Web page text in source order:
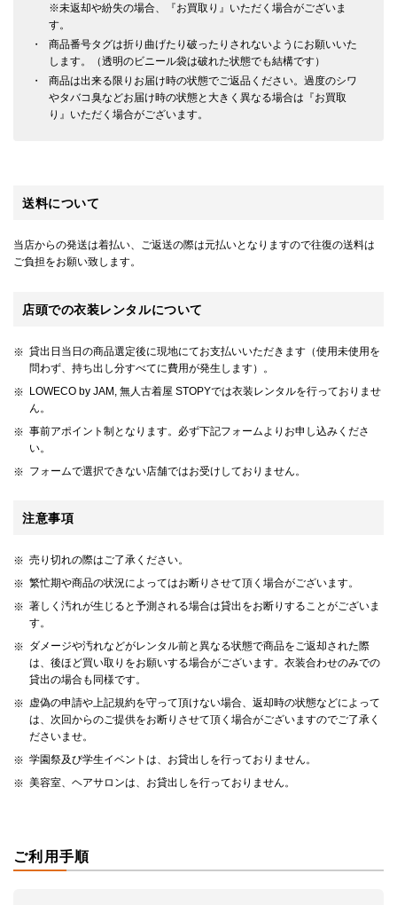
※未返却や紛失の場合、『お買取り』いただく場合がございま
す。
商品番号タグは折り曲げたり破ったりされないようにお願いいた
します。（透明のビニール袋は破れた状態でも結構です）
商品は出来る限りお届け時の状態でご返品ください。過度のシワ
やタバコ臭などお届け時の状態と大きく異なる場合は『お買取
り』いただく場合がございます。
送料について
当店からの発送は着払い、ご返送の際は元払いとなりますので往復の送料は
ご負担をお願い致します。
店頭での衣装レンタルについて
貸出日当日の商品選定後に現地にてお支払いいただきます（使用未使用を
問わず、持ち出し分すべてに費用が発生します）。
LOWECO by JAM, 無人古着屋 STOPYでは衣装レンタルを行っておりませ
ん。
事前アポイント制となります。必ず下記フォームよりお申し込みくださ
い。
フォームで選択できない店舗ではお受けしておりません。
注意事項
売り切れの際はご了承ください。
繁忙期や商品の状況によってはお断りさせて頂く場合がございます。
著しく汚れが生じると予測される場合は貸出をお断りすることがございま
す。
ダメージや汚れなどがレンタル前と異なる状態で商品をご返却された際
は、後ほど買い取りをお願いする場合がございます。衣装合わせのみでの
貸出の場合も同様です。
虚偽の申請や上記規約を守って頂けない場合、返却時の状態などによって
は、次回からのご提供をお断りさせて頂く場合がございますのでご了承く
ださいませ。
学園祭及び学生イベントは、お貸出しを行っておりません。
美容室、ヘアサロンは、お貸出しを行っておりません。
ご利用手順